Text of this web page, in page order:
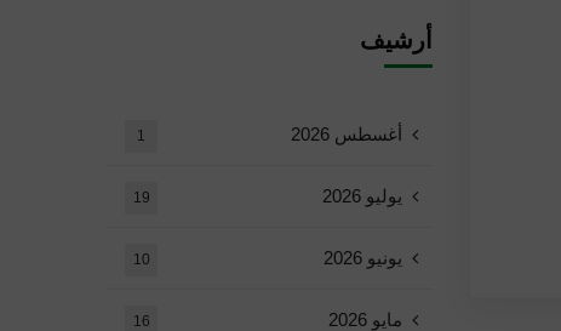
أرشيف
أغسطس 2026 1
يوليو 2026 19
يونيو 2026 10
مايو 2026 16